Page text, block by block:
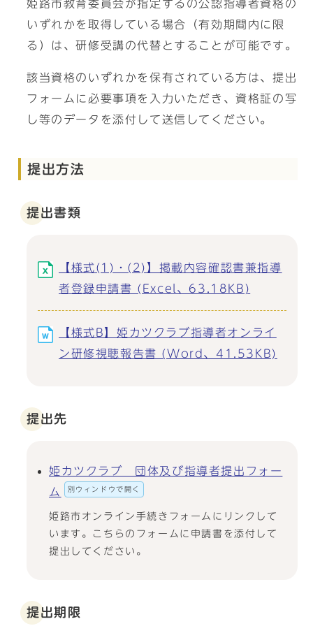
姫路市教育委員会が指定するの公認指導者資格の
いずれかを取得している場合（有効期間内に限
る）は、研修受講の代替とすることが可能です。
該当資格のいずれかを保有されている方は、提出
フォームに必要事項を入力いただき、資格証の写
し等のデータを添付して送信してください。
提出方法
提出書類
【様式(1)・(2)】掲載内容確認書兼指導
者登録申請書 (Excel、63.18KB)
【様式B】姫カツクラブ指導者オンライ
ン研修視聴報告書 (Word、41.53KB)
提出先
姫カツクラブ 団体及び指導者提出フォー
ム
別ウィンドウで開く
姫路市オンライン手続きフォームにリンクして
います。こちらのフォームに申請書を添付して
提出してください。
提出期限